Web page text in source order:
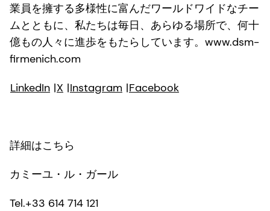
業員を擁する多様性に富んだワールドワイドなチー
ムとともに、私たちは毎日、あらゆる場所で、何十
億もの人々に進歩をもたらしています。www.dsm-
firmenich.com
LinkedIn |X |Instagram |Facebook
詳細はこちら
カミーユ・ル・ガール
Tel.+33 614 714 121